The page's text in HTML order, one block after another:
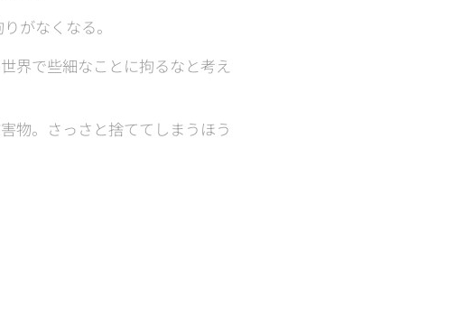
がなくなる。
界で些細なことに拘るなと考え
物。さっさと捨ててしまうほう